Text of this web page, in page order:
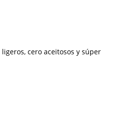
ligeros, cero aceitosos y súper